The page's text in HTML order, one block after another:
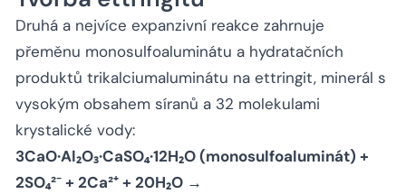
Druhá a nejvíce expanzivní reakce zahrnuje
přeměnu monosulfoaluminátu a hydratačních
produktů trikalciumaluminátu na ettringit, minerál s
vysokým obsahem síranů a 32 molekulami
krystalické vody:
3CaO·Al₂O₃·CaSO₄·12H₂O (monosulfoaluminát) +
2SO₄²⁻ + 2Ca²⁺ + 20H₂O →